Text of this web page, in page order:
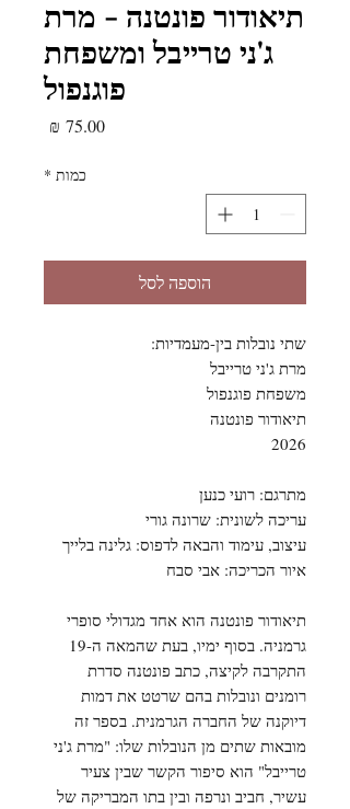
תיאודור פונטנה - מרת
ג'ני טרייבל ומשפחת
פוגנפול
כמות *
הוספה לסל
שתי נובלות בין-מעמדיות:
מרת ג'ני טרייבל
משפחת פוגנפול
תיאודור פונטנה
2026
​מתרגם: רועי כנען
עריכה לשונית: שרונה גורי
עיצוב, עימוד והבאה לדפוס: גלינה בלייך
איור הכריכה: אבי סבח
תיאודור פונטנה הוא אחד מגדולי סופרי
גרמניה. בסוף ימיו, בעת שהמאה ה-19
התקרבה לקיצה, כתב פונטנה סדרת
רומנים ונובלות בהם שרטט את דמות
דיוקנה של החברה הגרמנית. בספר זה
מובאות שתים מן הנובלות שלו: "מרת ג'ני
טרייבל" הוא סיפור הקשר שבין צעיר
עשיר, חביב ונרפה ובין בתו המבריקה של